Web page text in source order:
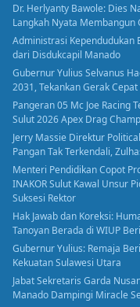
Dr. Herlyanty Bawole: Dies
Langkah Nyata
Administrasi Kependudukan
dari Disdukcapil Manado
Gubernur Yulius Selvanus
2031, Tekankan Gerak
Pangeran 05 Mc Joe Racing
Sulut 2026 Apex Drag
Jerry Massie Direktur
Pangan Tak Terkendali,
Menteri Pendidikan Copot
INAKOR Sulut Kawal Unsur
Suksesi Rektor
Hak Jawab dan Koreksi:
Tanoyan Berada di WIUP
Gubernur Yulius: Remaja
Kekuatan Sulawesi Utara
Jabat Sekretaris Garda
Manado Dampingi Miracle